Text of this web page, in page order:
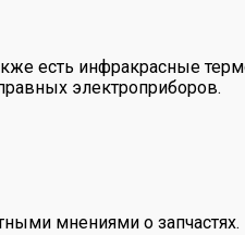
есть инфракрасные
электроприборов.
мнениями о запчастях.